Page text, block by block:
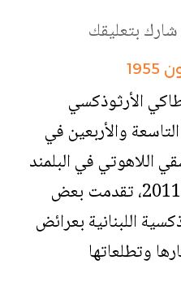
شارك بتعليقك
الأرثوذكسي
والأربعين في
اللاهوتي في البلمند
بين 25 ـ 27 تشرين الأول 2011، تقدمت بعض
اللبنانية بعرائض
وتطلعاتها